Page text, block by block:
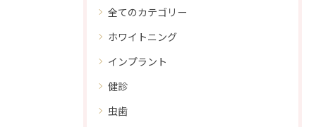
全てのカテゴリー
ホワイトニング
インプラント
健診
虫歯